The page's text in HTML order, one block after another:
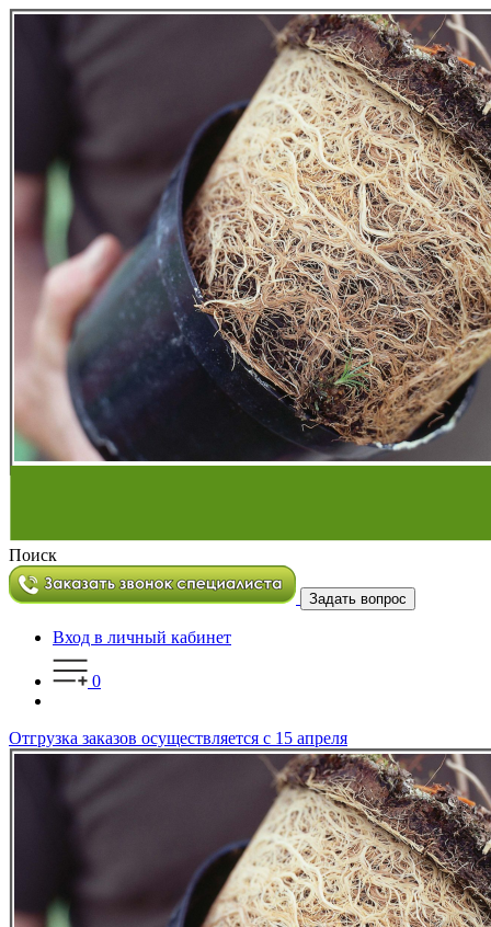
Поиск
Задать вопрос
Вход в личный кабинет
0
Отгрузка заказов осуществляется с 15 апреля